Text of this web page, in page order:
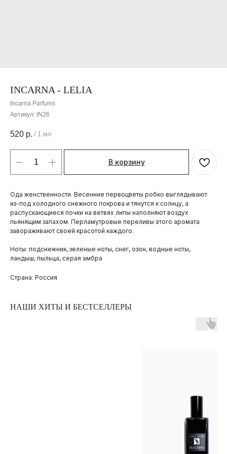
INCARNA - LELIA
Incarna Parfums
Артикул: IN26
520 р. / 1 мл
В корзину
Ода женственности. Весенние первоцветы робко выглядывают
из-под холодного снежного покрова и тянутся к солнцу, а
распускающиеся почки на ветвях липы наполняют воздух
пьянящим запахом. Перламутровые переливы этого аромата
завораживают своей красотой каждого.
Ноты: подснежник, зеленые ноты, снег, озон, водные ноты,
ландыш, пыльца, серая амбра
Страна: Россия
НАШИ ХИТЫ И БЕСТСЕЛЛЕРЫ